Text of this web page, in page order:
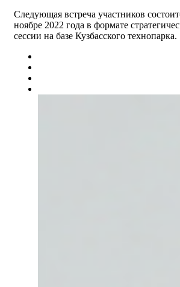
Следующая встреча участников
ноябре 2022 года в формате
сессии на базе Кузбасского технопарка.